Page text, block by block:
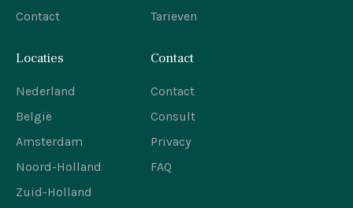
Contact
Tarieven
Locaties
Nederland
België
Amsterdam
Noord-Holland
Zuid-Holland
Contact
Contact
Consult
Privacy
FAQ